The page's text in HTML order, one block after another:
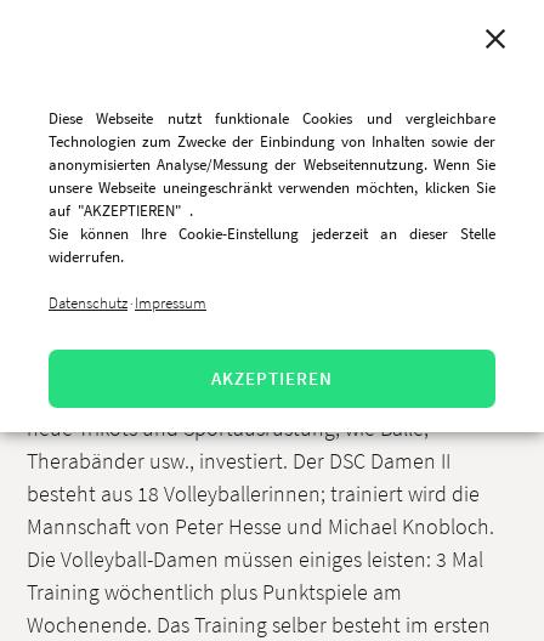
Diese Webseite nutzt funktionale Cookies und vergleichbare
Technologien zum Zwecke der Einbindung von Inhalten sowie der
anonymisierten Analyse/Messung der Webseitennutzung. Wenn Sie
unsere Webseite uneingeschränkt verwenden möchten, klicken Sie
auf "AKZEPTIEREN" .
Sie können Ihre Cookie-Einstellung jederzeit an dieser Stelle
widerrufen.
Datenschutz· Impressum
AKZEPTIEREN
Neues Spiel, neues Glück!
2019 begonnen und CareSocial als Sponsor freut sich
wieder mit dabei zu sein. Unser Sponsoring wird in
neue Trikots und Sportausrüstung, wie Bälle,
Therabänder usw., investiert. Der DSC Damen II
besteht aus 18 Volleyballerinnen; trainiert wird die
Mannschaft von Peter Hesse und Michael Knobloch.
Die Volleyball-Damen müssen einiges leisten: 3 Mal
Training wöchentlich plus Punktspiele am
Wochenende. Das Training selber besteht im ersten